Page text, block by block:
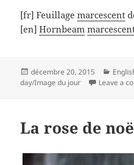
[fr] Feuillagemarcescent
[en]Hornbeam
Posted
on
décembre 20, 2015
day/Image du jour
Leave a
La rose de